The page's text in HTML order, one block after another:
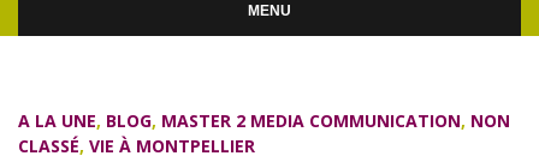
MENU
A LA UNE, BLOG, MASTER 2 MEDIA COMMUNICATION, NON
CLASSÉ, VIE À MONTPELLIER